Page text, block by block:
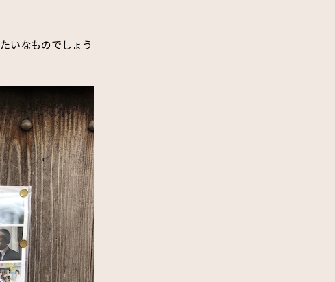
いなものでしょう